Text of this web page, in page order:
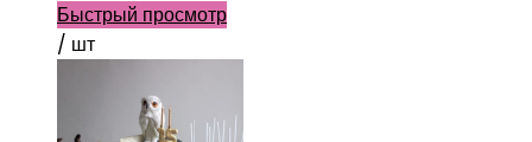
Быстрый просмотр
/ шт